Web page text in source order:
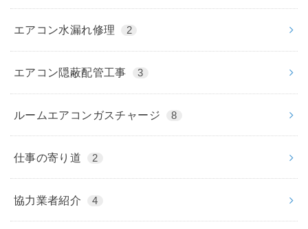
エアコン水漏れ修理 2
エアコン隠蔽配管工事 3
ルームエアコンガスチャージ 8
仕事の寄り道 2
協力業者紹介 4